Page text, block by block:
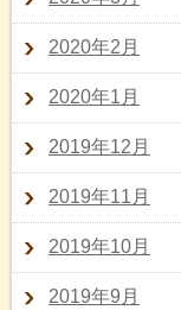
2020年2月
2020年1月
2019年12月
2019年11月
2019年10月
2019年9月